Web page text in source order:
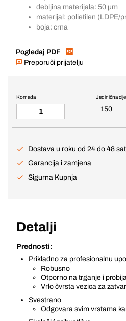
debljina materijala: 50 µm
materijal: polietilen (LDPE/
boja: crna
Pogledaj PDF
Preporuči prijatelju
Jedinična
150
Komada
Dostava u roku od 24 do 48
Garancija i zamjena
Sigurna Kupnja
Detalji
Prednosti:
Prikladno za profesionalnu
Robusno
Otporno na trganje i
Vrlo čvrsta vezica za
Svestrano
Odgovara svim vrstama